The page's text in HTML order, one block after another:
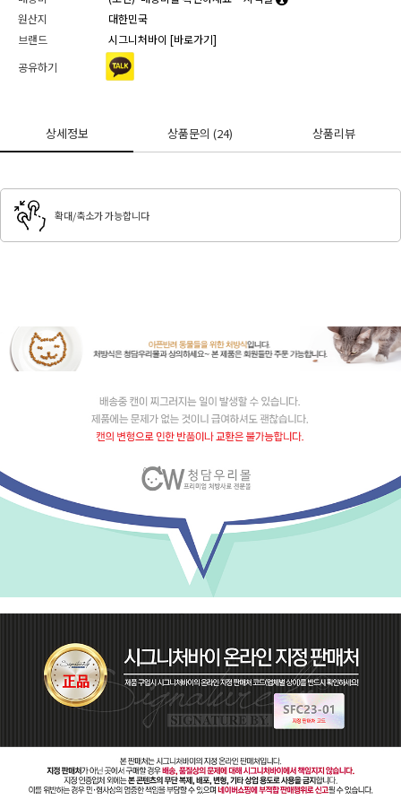
원산지
대한민국
브랜드
시그니처바이 [바로가기]
공유하기
상세정보 상품문의(24) 상품리뷰
확대/축소가 가능합니다